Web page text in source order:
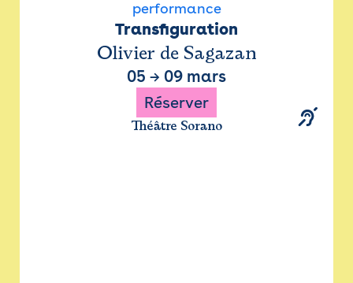
performance
Transfiguration
Olivier de Sagazan
05 → 09 mars
Réserver
Théâtre Sorano